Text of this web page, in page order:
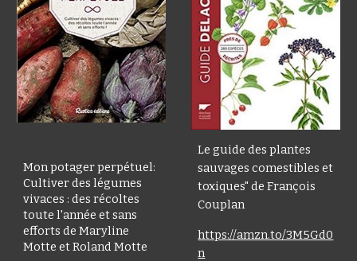
Mon potager perpétuel:
Cultiver des légumes
vivaces : des récoltes
toute l'année et sans
efforts de Maryline
Motte et Roland Motte
Le guide des plantes
sauvages comestibles et
toxiques" de François
Couplan
https://amzn.to/3M5Gd0
n